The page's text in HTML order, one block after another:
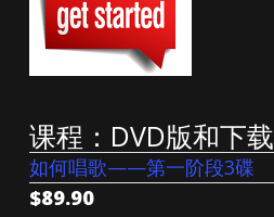
课程：DVD版和下载
如何唱歌——第一阶段3碟
$89.90